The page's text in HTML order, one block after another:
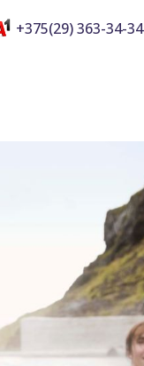
+375(29) 363-34-34